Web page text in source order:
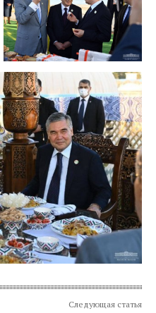
Следующая статья